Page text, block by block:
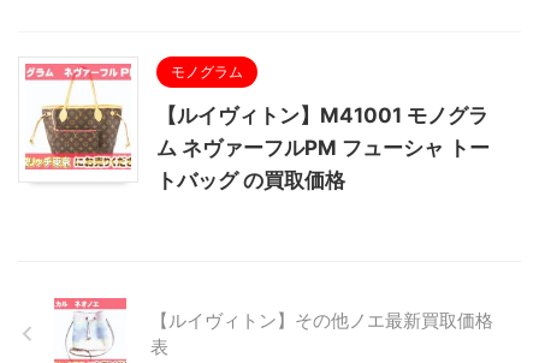
モノグラム
【ルイヴィトン】M41001 モノグラ
ム ネヴァーフルPM フューシャ トー
トバッグ の買取価格
【ルイヴィトン】その他ノエ最新買取価格
表